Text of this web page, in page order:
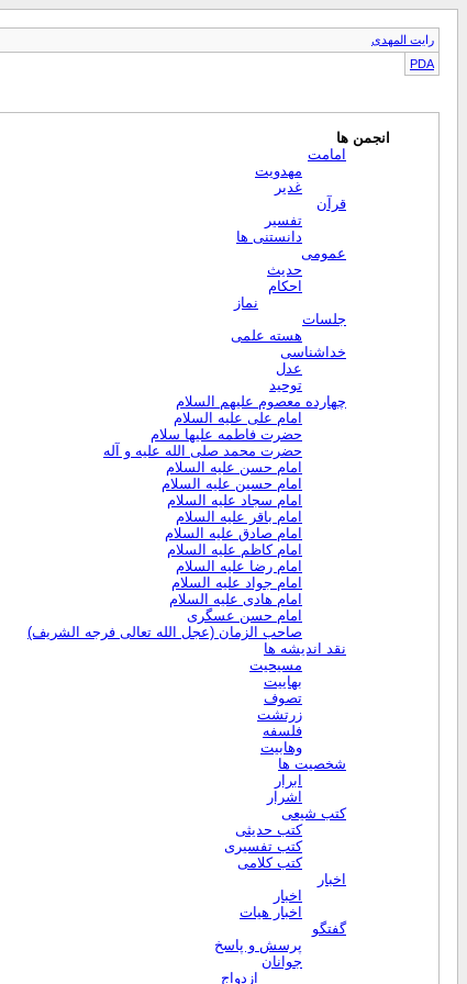
رایت المهدی
PDA
انجمن ها
امامت
مهدویت
غدیر
قرآن
تفسیر
دانستنی ها
عمومی
حدیث
احکام
نماز
جلسات
هسته علمی
خداشناسی
عدل
توحید
چهارده معصوم علیهم السلام
امام علی علیه السلام
حضرت فاطمه علیها سلام
حضرت محمد صلی الله علیه و آله
امام حسن علیه السلام
امام حسین علیه السلام
امام سجاد علیه السلام
امام باقر علیه السلام
امام صادق علیه السلام
امام کاظم علیه السلام
امام رضا علیه السلام
امام جواد علیه السلام
امام هادی علیه السلام
امام حسن عسگری
صاحب الزمان (عجل الله تعالی فرجه الشریف)
نقد اندیشه ها
مسیحیت
بهاییت
تصوف
زرتشت
فلسفه
وهابیت
شخصیت ها
ابرار
اشرار
کتب شیعی
کتب حدیثی
کتب تفسیری
کتب کلامی
اخبار
اخبار
اخبار هیات
گفتگو
پرسش و پاسخ
جوانان
ازدواج